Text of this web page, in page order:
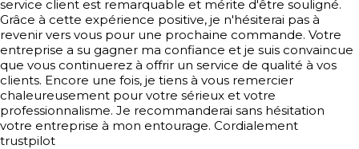
service client est remarquable et mérite d'être souligné.
Grâce à cette expérience positive, je n'hésiterai pas à
revenir vers vous pour une prochaine commande. Votre
entreprise a su gagner ma confiance et je suis convaincue
que vous continuerez à offrir un service de qualité à vos
clients. Encore une fois, je tiens à vous remercier
chaleureusement pour votre sérieux et votre
professionnalisme. Je recommanderai sans hésitation
votre entreprise à mon entourage. Cordialement
trustpilot